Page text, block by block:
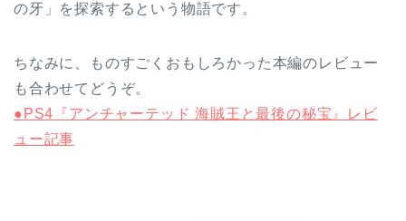
の牙」を探索するという物語です。
ちなみに、ものすごくおもしろかった本編のレビュー
も合わせてどうぞ。
●PS4『アンチャーテッド 海賊王と最後の秘宝』レビ
ュー記事